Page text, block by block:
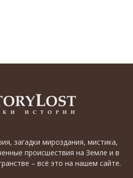
загадки мироздания, мистика,
происшествия на Земле и в
– всё это на нашем сайте.